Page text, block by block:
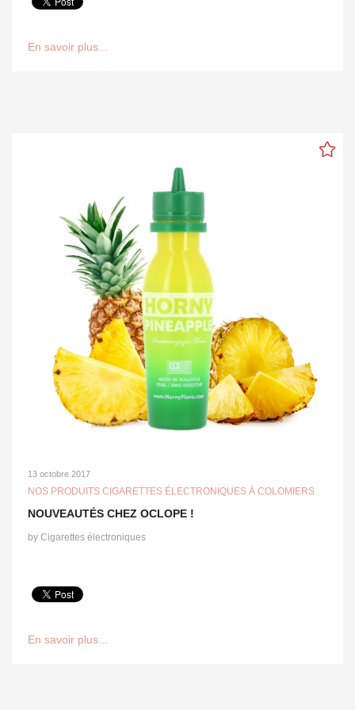
En savoir plus...
13 octobre 2017
NOS PRODUITS CIGARETTES ÉLECTRONIQUES À COLOMIERS
NOUVEAUTÉS CHEZ OCLOPE !
by Cigarettes électroniques
En savoir plus...